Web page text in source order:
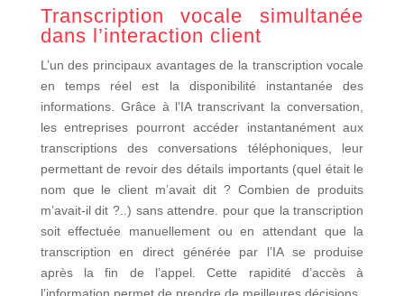
Transcription vocale simultanée
dans l’interaction client
L’un des principaux avantages de la transcription vocale
en temps réel est la disponibilité instantanée des
informations. Grâce à l’IA transcrivant la conversation,
les entreprises pourront accéder instantanément aux
transcriptions des conversations téléphoniques, leur
permettant de revoir des détails importants (quel était le
nom que le client m’avait dit ? Combien de produits
m’avait-il dit ?..) sans attendre. pour que la transcription
soit effectuée manuellement ou en attendant que la
transcription en direct générée par l’IA se produise
après la fin de l’appel. Cette rapidité d’accès à
l’information permet de prendre de meilleures décisions.